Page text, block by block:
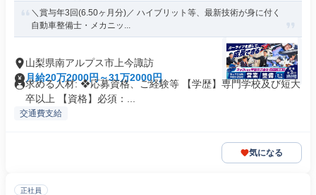
＼賞与年3回(6.50ヶ月分)／ ハイブリット等、最新技術が身に付く
自動車整備士・メカニッ...
山梨県南アルプス市上今諏訪
月給20万2000円～31万2000円
求める人材: ❖応募資格、ご経験等 【学歴】専門学校及び短大
卒以上 【資格】必須：...
交通費支給
気になる
正社員